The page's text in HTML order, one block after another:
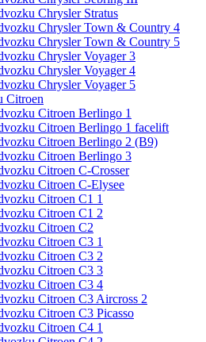
Chrysler Stratus
Chrysler Town & Country 4
Chrysler Town & Country 5
Chrysler Voyager 3
Chrysler Voyager 4
Chrysler Voyager 5
Citroen
Citroen Berlingo 1
Citroen Berlingo 1 facelift
Citroen Berlingo 2 (B9)
Citroen Berlingo 3
Citroen C-Crosser
Citroen C-Elysee
Citroen C1 1
Citroen C1 2
Citroen C2
Citroen C3 1
Citroen C3 2
Citroen C3 3
Citroen C3 4
Citroen C3 Aircross 2
Citroen C3 Picasso
Citroen C4 1